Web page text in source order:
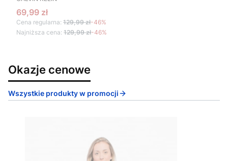
Cena promocyjna
69,99 zł
Cena regularna: 129,99 zł-46%
Najniższa cena: 129,99 zł-46%
Okazje cenowe
Wszystkie produkty w promocji